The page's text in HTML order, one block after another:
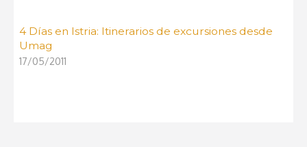
4 Días en Istria: Itinerarios de excursiones desde
Umag
17/05/2011